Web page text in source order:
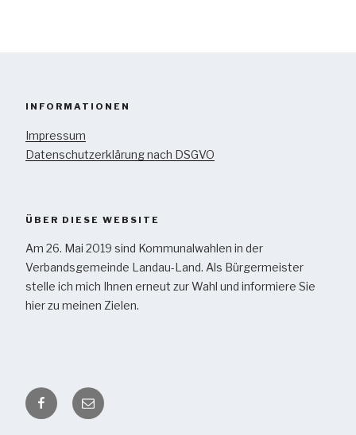
INFORMATIONEN
Impressum
Datenschutzerklärung nach DSGVO
ÜBER DIESE WEBSITE
Am 26. Mai 2019 sind Kommunalwahlen in der
Verbandsgemeinde Landau-Land. Als Bürgermeister
stelle ich mich Ihnen erneut zur Wahl und informiere Sie
hier zu meinen Zielen.
FacebookKontakt